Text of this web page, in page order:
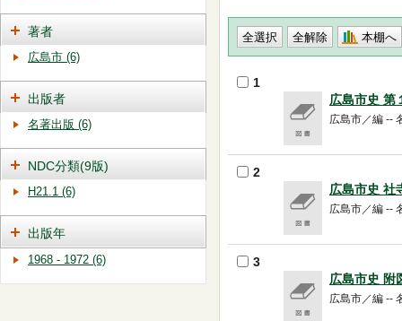
本棚へ
1
広島市史
広島市／編 --
2
広島市史
広島市／編 --
3
広島市史
広島市／編 --
著者
広島市 (6)
出版者
名著出版 (6)
NDC分類(9版)
H21.1 (6)
出版年
1968 - 1972 (6)